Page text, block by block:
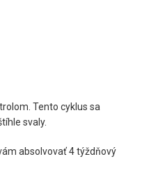
Tento cyklus sa
svaly.
absolvovať 4 týždňový